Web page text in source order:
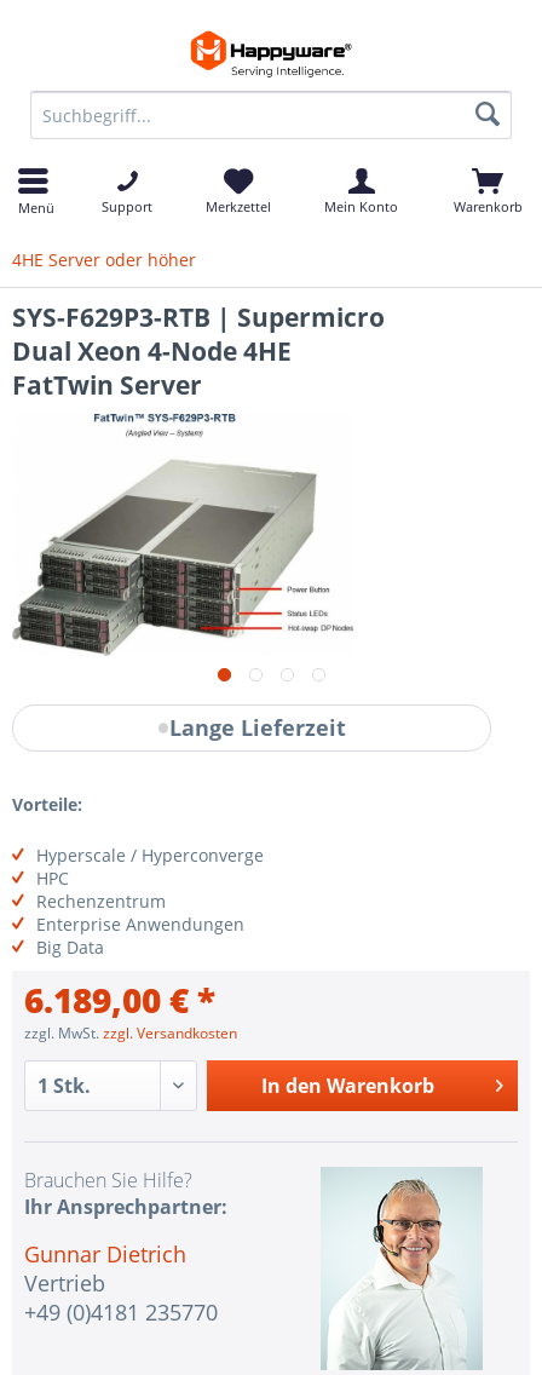
Menü Support Merkzettel Mein Konto Warenkorb
4HE Server oder höher
SYS-F629P3-RTB | Supermicro
Dual Xeon 4-Node 4HE
FatTwin Server
Lange Lieferzeit
Vorteile:
Hyperscale / Hyperconverge
HPC
Rechenzentrum
Enterprise Anwendungen
Big Data
6.189,00 € *
zzgl. MwSt.zzgl. Versandkosten
In den Warenkorb
Brauchen Sie Hilfe?
Ihr Ansprechpartner:
Gunnar Dietrich
Vertrieb
+49 (0)4181 235770